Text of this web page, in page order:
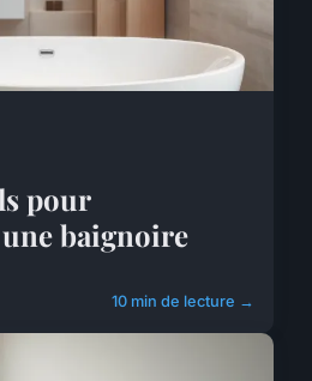
pour
baignoire
10 min de lecture →